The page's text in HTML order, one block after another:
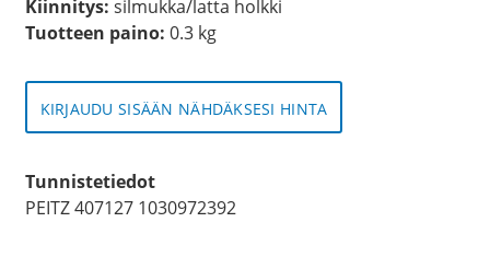
Kiinnitys: silmukka/latta holkki
Tuotteen paino: 0.3 kg
KIRJAUDU SISÄÄN NÄHDÄKSESI HINTA
Tunnistetiedot
PEITZ 407127 1030972392